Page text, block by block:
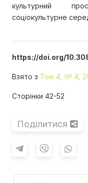
культурний
соціокультурне
https://doi.org/
Взято з Том 4, № 4,
Сторінки 42-52
Поділитися